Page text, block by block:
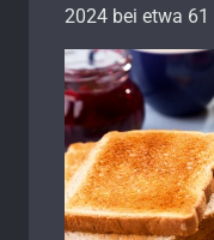
2024 bei etwa